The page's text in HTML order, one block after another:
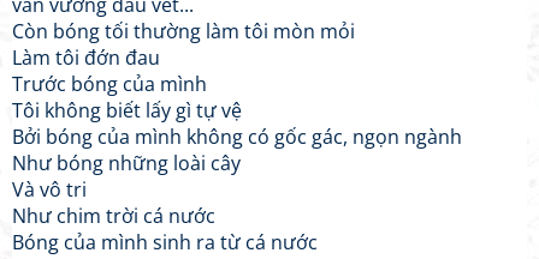
Còn bóng tối thường làm tôi mòn mỏi
Làm tôi đớn đau
Trước bóng của mình
Tôi không biết lấy gì tự vệ
Bởi bóng của mình không có gốc gác, ngọn ngành
Như bóng những loài cây
Và vô tri
Như chim trời cá nước
Bóng của mình sinh ra từ cá nước